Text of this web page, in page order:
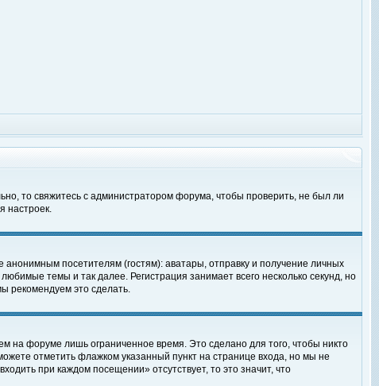
то свяжитесь с администратором форума, чтобы проверить, не был ли
настроек.
посетителям (гостям): аватары, отправку и получение личных
темы и так далее. Регистрация занимает всего несколько секунд, но
рекомендуем это сделать.
на форуме лишь ограниченное время. Это сделано для того, чтобы никто
отметить флажком указанный пункт на странице входа, но мы не
при каждом посещении» отсутствует, то это значит, что